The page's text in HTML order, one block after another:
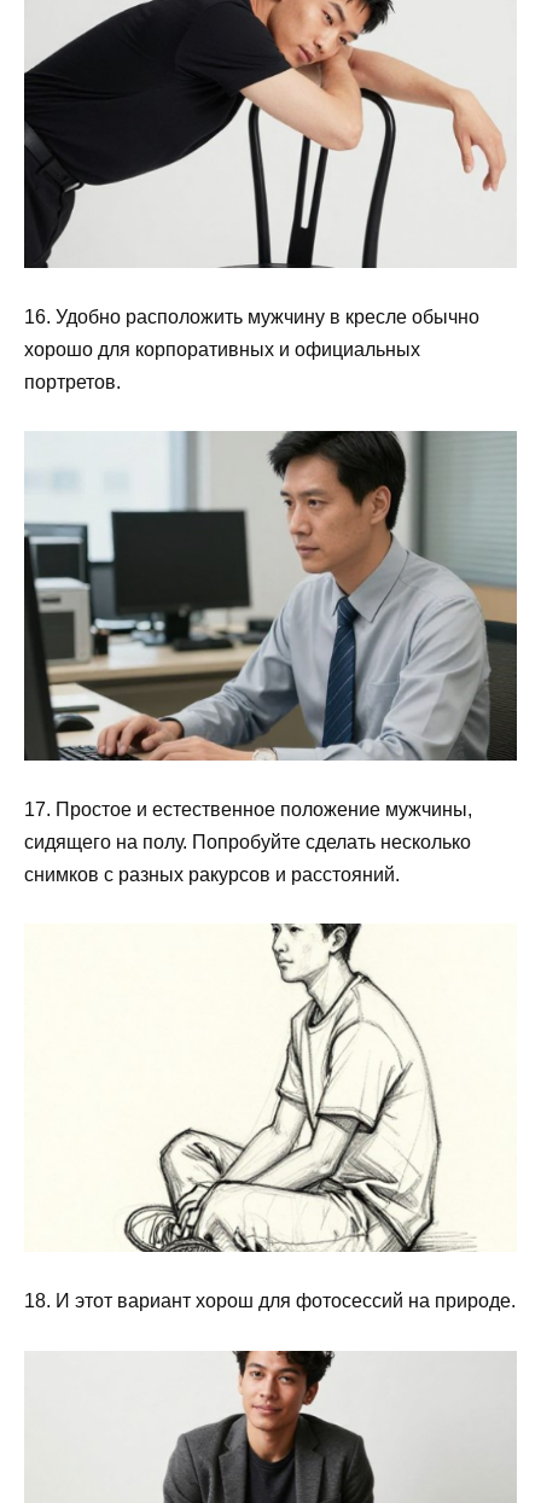
16. Удобно расположить мужчину в кресле обычно
хорошо для корпоративных и официальных
портретов.
17. Простое и естественное положение мужчины,
сидящего на полу. Попробуйте сделать несколько
снимков с разных ракурсов и расстояний.
18. И этот вариант хорош для фотосессий на природе.